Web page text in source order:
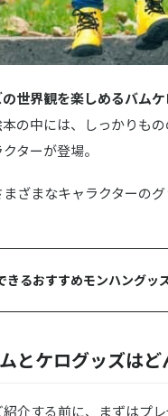
の世界観を楽しめるバム
の中には、しっかりも
ターが登場。
ざまなキャラクターの
るおすすめモンハングッ
とケログッズはど
介する前に、まずはプ